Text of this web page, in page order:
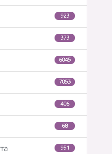
923
373
6045
7053
406
68
951